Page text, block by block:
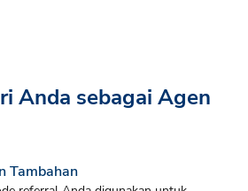
Anda sebagai Agen
Tambahan